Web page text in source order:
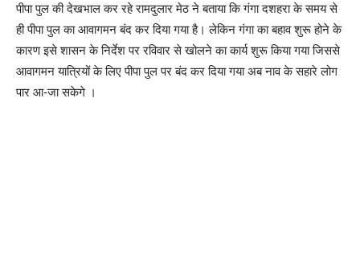
पीपा पुल की देखभाल कर रहे रामदुलार मेठ ने बताया कि गंगा दशहरा के समय से
ही पीपा पुल का आवागमन बंद कर दिया गया है। लेकिन गंगा का बहाव शुरू होने के
कारण इसे शासन के निर्देश पर रविवार से खोलने का कार्य शुरू किया गया जिससे
आवागमन यात्रियों के लिए पीपा पुल पर बंद कर दिया गया अब नाव के सहारे लोग
पार आ-जा सकेगे ।